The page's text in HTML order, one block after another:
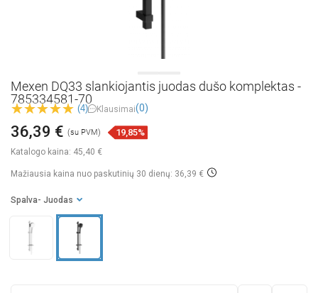
Mexen DQ33 slankiojantis juodas dušo komplektas -
785334581-70
(4) Klausimai(0)
Katalogo kaina: 45,40 €
36,39 € (su PVM) 19,85%
Mažiausia kaina nuo paskutinių 30 dienų: 36,39 €
Spalva - Juodas